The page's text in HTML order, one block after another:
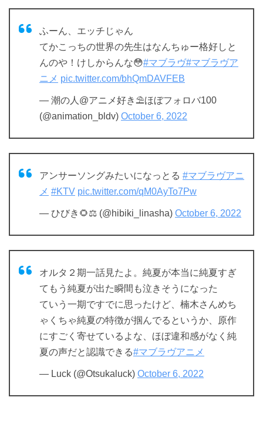
ふーん、エッチじゃん
てかこっちの世界の先生はなんちゅー格好しと
んのや！けしからんな😳#マブラヴ#マブラヴア
ニメ pic.twitter.com/bhQmDAVFEB
— 潮の人@アニメ好き⛱ほぼフォロバ100
(@animation_bldv) October 6, 2022
アンサーソングみたいになっとる #マブラヴアニ
メ #KTV pic.twitter.com/qM0AyTo7Pw
— ひびき🌻⚖ (@hibiki_linasha) October 6, 2022
オルタ２期一話見たよ。純夏が本当に純夏すぎ
てもう純夏が出た瞬間も泣きそうになった
ていう一期ですでに思ったけど、楠木さんめち
ゃくちゃ純夏の特徴が掴んでるというか、原作
にすごく寄せているよな、ほぼ違和感がなく純
夏の声だと認識できる#マブラヴアニメ
— Luck (@Otsukaluck) October 6, 2022